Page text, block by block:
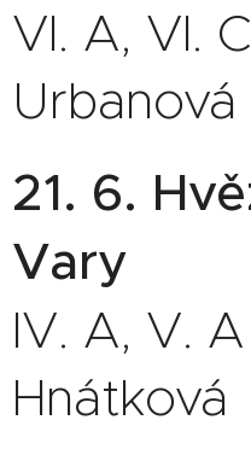
VI. A, VI.
Urbanová
21. 6.
Vary
IV. A, V.
Hnátková